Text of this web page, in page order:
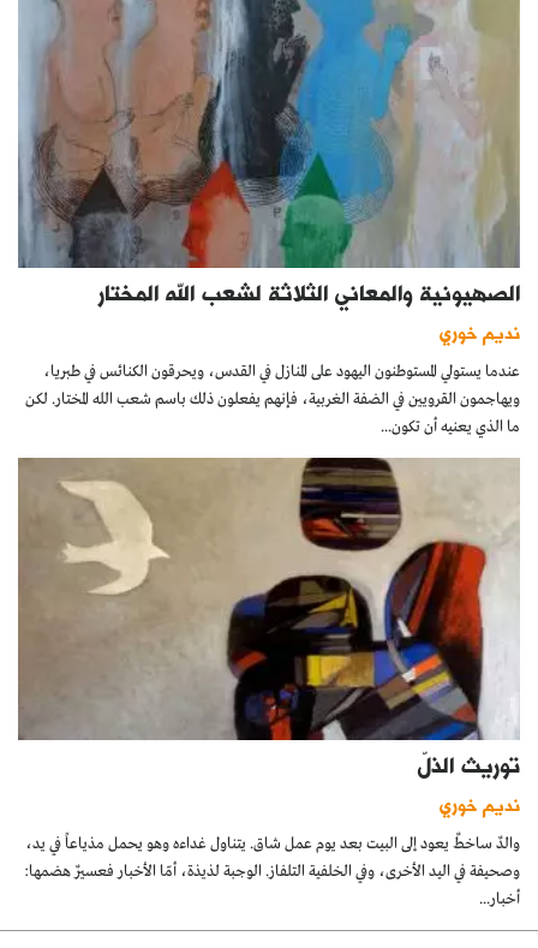
الصهيونية والمعاني الثلاثة لشعب الله المختار
نديم خوري
عندما يستولي المستوطنون اليهود على المنازل في القدس، ويحرقون الكنائس في طبريا،
ويهاجمون القرويين في الضفة الغربية، فإنهم يفعلون ذلك باسم شعب الله المختار. لكن
ما الذي يعنيه أن تكون...
توريث الذلّ
نديم خوري
والدٌ ساخطٌ يعود إلى البيت بعد يوم عمل شاق. يتناول غداءه وهو يحمل مذياعاً في يد،
وصحيفة في اليد الأخرى، وفي الخلفية التلفاز. الوجبة لذيذة، أمّا الأخبار فعسيرٌ هضمها:
أخبار...